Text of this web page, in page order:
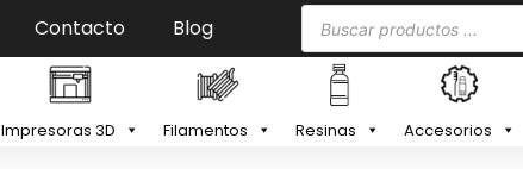
Contacto Blog
Impresoras 3D Filamentos Resinas Accesorios